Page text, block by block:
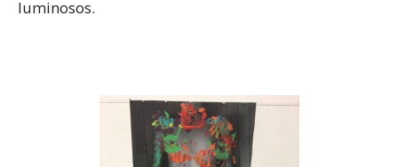
luminosos.